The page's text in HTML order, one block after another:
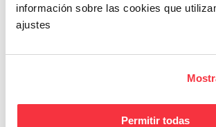
información sobre las cookies que
ajustes
Permitir todas